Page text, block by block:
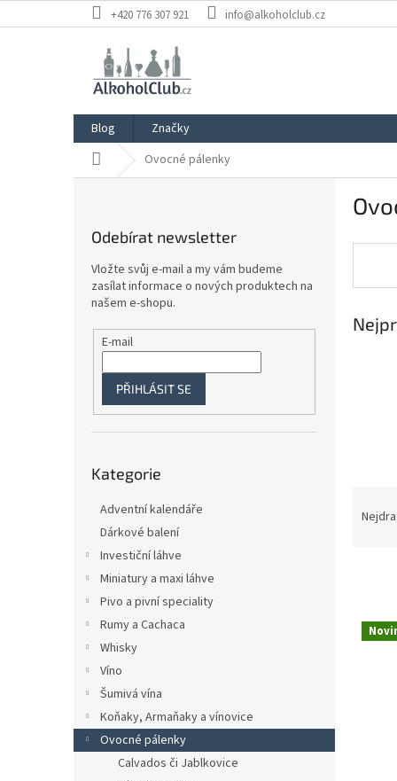
na
+420 776 307 921 info@alkoholclub.cz
Blog
Značky
Domů Ovocné pálenky
Odebírat newsletter
Vložte svůj e-mail a my vám budeme
zasílat informace o nových produktech na
našem e-shopu.
E-mail
PŘIHLÁSIT SE
kategorie
Kategorie
Adventní kalendáře
Dárkové balení
Investiční láhve
Miniatury a maxi láhve
Pivo a pivní speciality
Rumy a Cachaca
Whisky
Víno
Šumivá vína
Koňaky, Armaňaky a vínovice
Ovocné pálenky
Calvados či Jablkovice
V